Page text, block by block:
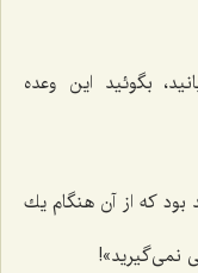
بگوئید این وعده
بود كه از آن هنگام یك
نمى‌گیرید»!